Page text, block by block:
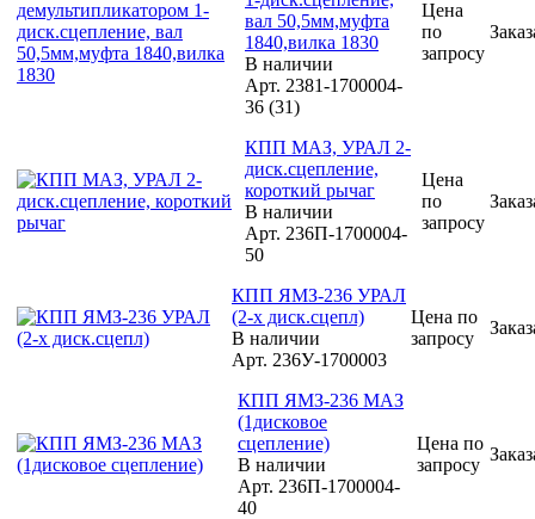
вал 50,5мм,муфта
1840,вилка 1830
В наличии
Арт. 2381-1700004-
36 (31)
Цена
по
запросу
КПП МАЗ, УРАЛ 2-
диск.сцепление,
короткий рычаг
В наличии
Арт. 236П-1700004-
50
Цена
по
запросу
КПП ЯМЗ-236 УРАЛ
(2-х диск.сцепл)
В наличии
Арт. 236У-1700003
Цена по
запросу
КПП ЯМЗ-236 МАЗ
(1дисковое
сцепление)
В наличии
Арт. 236П-1700004-
40
Цена по
запросу